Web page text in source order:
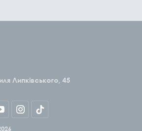
Липківського, 45